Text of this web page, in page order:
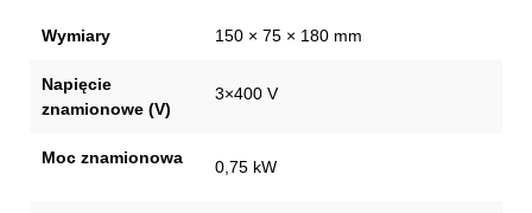
Wymiary 150 × 75 × 180 mm
Napięcie
znamionowe (V)
3×400 V
Moc znamionowa 0,75 kW